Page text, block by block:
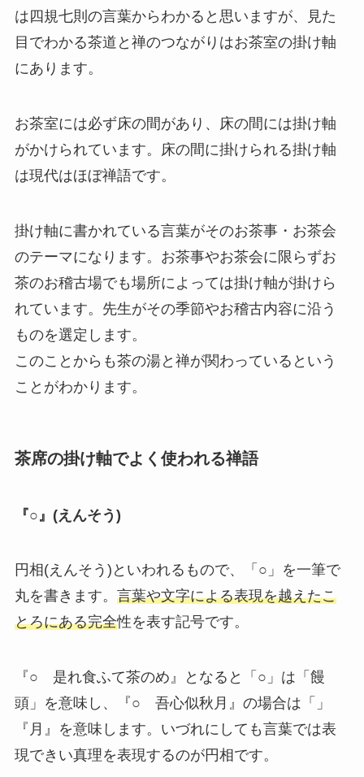
は四規七則の言葉からわかると思いますが、見た
目でわかる茶道と禅のつながりはお茶室の掛け軸
にあります。
お茶室には必ず床の間があり、床の間には掛け軸
がかけられています。床の間に掛けられる掛け軸
は現代はほぼ禅語です。
掛け軸に書かれている言葉がそのお茶事・お茶会
のテーマになります。お茶事やお茶会に限らずお
茶のお稽古場でも場所によっては掛け軸が掛けら
れています。先生がその季節やお稽古内容に沿う
ものを選定します。
このことからも茶の湯と禅が関わっているという
ことがわかります。
茶席の掛け軸でよく使われる禅語
『○』(えんそう)
円相(えんそう)といわれるもので、「○」を一筆で
丸を書きます。 言葉や文字による表現を越えたこ
とろにある完全性を表す記号です。
『○ 是れ食ふて茶のめ』となると「○」は「饅
頭」を意味し、『○ 吾心似秋月』の場合は「」
『月』を意味します。いづれにしても言葉では表
現できい真理を表現するのが円相です。